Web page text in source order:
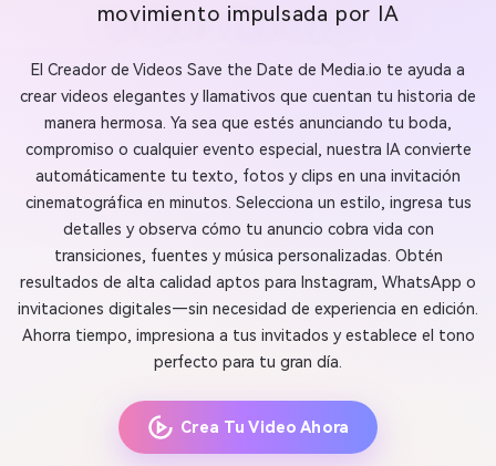
movimiento impulsada por IA
El Creador de Videos Save the Date de Media.io te ayuda a
crear videos elegantes y llamativos que cuentan tu historia de
manera hermosa. Ya sea que estés anunciando tu boda,
compromiso o cualquier evento especial, nuestra IA convierte
automáticamente tu texto, fotos y clips en una invitación
cinematográfica en minutos. Selecciona un estilo, ingresa tus
detalles y observa cómo tu anuncio cobra vida con
transiciones, fuentes y música personalizadas. Obtén
resultados de alta calidad aptos para Instagram, WhatsApp o
invitaciones digitales—sin necesidad de experiencia en edición.
Ahorra tiempo, impresiona a tus invitados y establece el tono
perfecto para tu gran día.
Crea Tu Video Ahora